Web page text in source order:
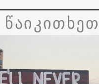
წაიკითხეთ